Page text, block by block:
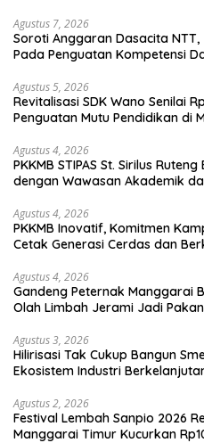
Agustus 7, 2026
Soroti Anggaran Dasacita
Pada Penguatan Kompetensi
Agustus 5, 2026
Revitalisasi SDK Wano Senilai
Penguatan Mutu Pendidikan di
Agustus 4, 2026
PKKMB STIPAS St. Sirilus
dengan Wawasan Akademik
Agustus 4, 2026
PKKMB Inovatif, Komitmen
Cetak Generasi Cerdas dan
Agustus 4, 2026
Gandeng Peternak Manggarai
Olah Limbah Jerami Jadi
Agustus 3, 2026
Hilirisasi Tak Cukup Bangun
Ekosistem Industri
Agustus 2, 2026
Festival Lembah Sanpio 2026
Manggarai Timur Kucurkan